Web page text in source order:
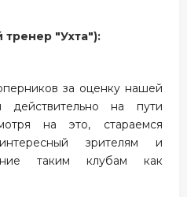
"Ухта"):
за оценку нашей
на пути
на это, стараемся
зрителям и
таким клубам как